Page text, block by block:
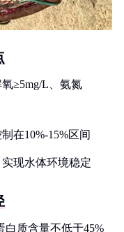
≥5mg/L、氨氮
在10%-15%区间
现水体环境稳定
白质含量不低于45%